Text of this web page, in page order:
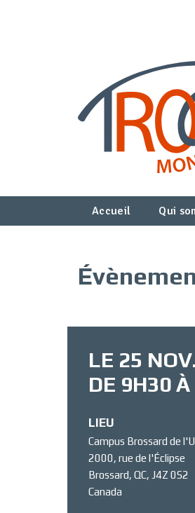
Accueil Qui
LE 25
DE 9H30
LIEU
Campus Brossard de
2000, rue de l'Éclipse
Brossard, QC, J4Z 0S2
Canada